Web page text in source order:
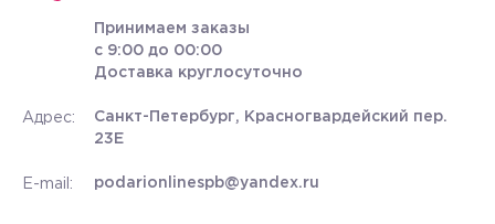
Принимаем заказы
с 9:00 до 00:00
Доставка круглосуточно
Адрес:
Санкт-Петербург, Красногвардейский пер.
23Е
E-mail: podarionlinespb@yandex.ru